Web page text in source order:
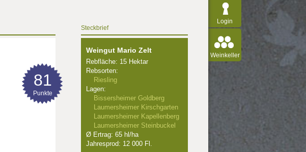
Login
Weinkeller
81
Punkte
Steckbrief
Weingut Mario Zelt
Rebfläche: 15 Hektar
Rebsorten:
Riesling
Lagen:
Bissersheimer Goldberg
Laumersheimer Kirschgarten
Laumersheimer Kapellenberg
Laumersheimer Steinbuckel
Ø Ertrag: 65 hl/ha
Jahresprod: 12 000 Fl.